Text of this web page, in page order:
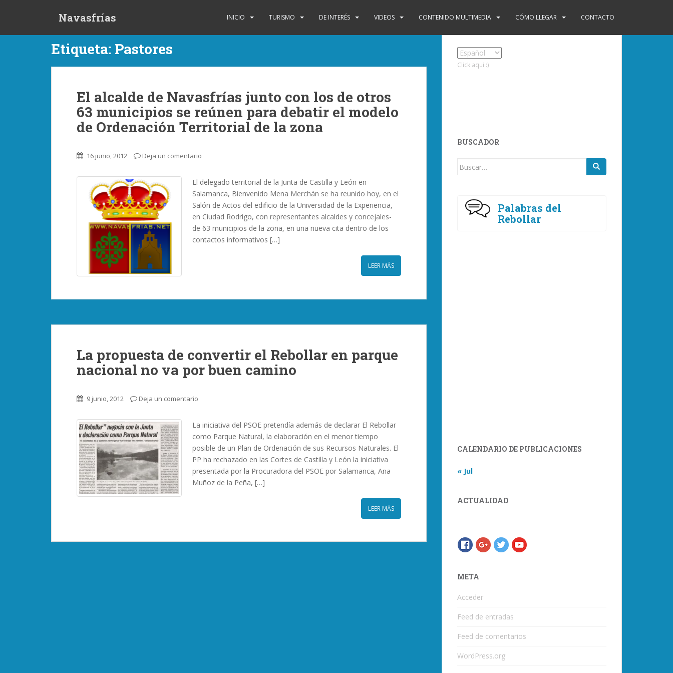
Navasfrías INICIO TURISMO DE INTERÉS VIDEOS CONTENIDO MULTIMEDIA CÓMO LLEGAR CONTACTO
Etiqueta: Pastores
El alcalde de Navasfrías junto con los de otros
63 municipios se reúnen para debatir el modelo
de Ordenación Territorial de la zona
16 junio, 2012 Deja un comentario
El delegado territorial de la Junta de Castilla y León en
Salamanca, Bienvenido Mena Merchán se ha reunido hoy, en el
Salón de Actos del edificio de la Universidad de la Experiencia,
en Ciudad Rodrigo, con representantes alcaldes y concejales-
de 63 municipios de la zona, en una nueva cita dentro de los
contactos informativos […]
LEER MÁS
La propuesta de convertir el Rebollar en parque
nacional no va por buen camino
9 junio, 2012 Deja un comentario
La iniciativa del PSOE pretendía además de declarar El Rebollar
como Parque Natural, la elaboración en el menor tiempo
posible de un Plan de Ordenación de sus Recursos Naturales. El
PP ha rechazado en las Cortes de Castilla y León la iniciativa
presentada por la Procuradora del PSOE por Salamanca, Ana
Muñoz de la Peña, […]
LEER MÁS
Click aqui :)
BUSCADOR
Buscar:
Palabras del
Rebollar
CALENDARIO DE PUBLICACIONES
« Jul
ACTUALIDAD
META
Acceder
Feed de entradas
Feed de comentarios
WordPress.org